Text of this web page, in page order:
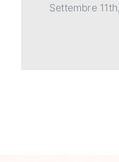
Settembre